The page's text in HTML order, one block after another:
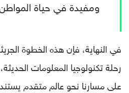
ومفيدة في حياة المواطن
في النهاية، فإن هذه الخطوة
رحلة تكنولوجيا المعلومات
على مسارنا نحو عالم متقدم يستند